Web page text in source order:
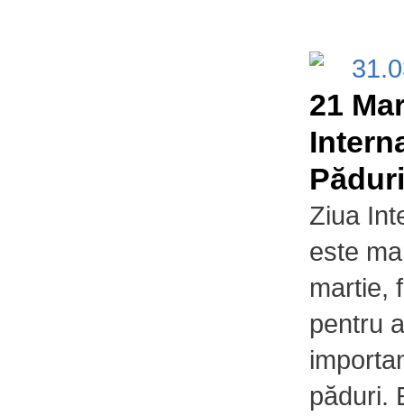
21
Ziua
este
martie,
pentru
păduri.